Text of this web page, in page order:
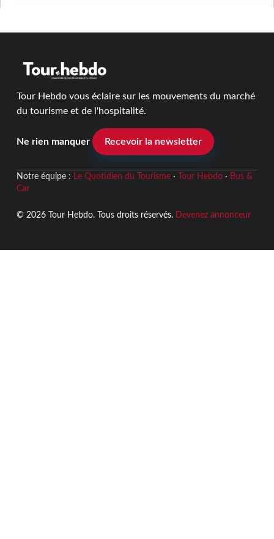
Tour Hebdo vous éclaire sur les mouvements du marché
du tourisme et de l'hospitalité.
Ne rien manquer Recevoir la newsletter
Notre équipe : Le Quotidien du Tourisme· Tour Hebdo· Bus &
Car
© 2026 Tour Hebdo. Tous droits réservés. Devenez annonceur